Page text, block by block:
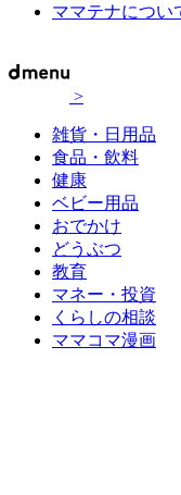
ママテナについ
>
雑貨・日用品
食品・飲料
健康
ベビー用品
おでかけ
どうぶつ
教育
マネー・投資
くらしの相談
ママコマ漫画